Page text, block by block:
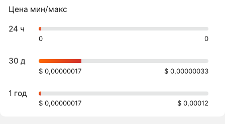
Цена мин/макс
24 ч
0 0
30 д
$ 0,00000017 $ 0,00000033
1 год
$ 0,00000017 $ 0,00012